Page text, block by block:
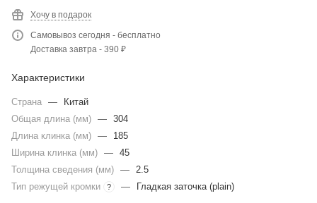
Хочу в подарок
Самовывоз сегодня - бесплатно
Доставка завтра - 390 ₽
Характеристики
Страна —
Китай
Общая длина (мм) — 304
Длина клинка (мм) —
185
Ширина клинка (мм) — 45
Толщина сведения (мм) — 2.5
Тип режущей кромки
? — Гладкая заточка (plain)